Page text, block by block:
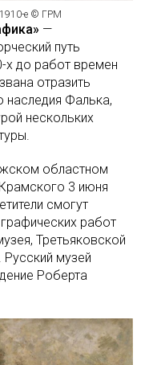
1910-е © ГРМ
—
путь
х до работ времен
отразить
наследия Фалька,
нескольких
областном
3 июня
смогут
работ
Третьяковской
Русский музей
Роберта